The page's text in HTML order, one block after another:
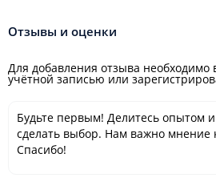
Отзывы и оценки
Для добавления отзыва необходимо
учётной записью или
Будьте первым! Делитесь опытом
сделать выбор. Нам важно мнение
Спасибо!